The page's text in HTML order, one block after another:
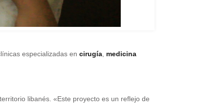
especializadas en cirugía medicina
libanés. «Este proyecto es un reflejo de